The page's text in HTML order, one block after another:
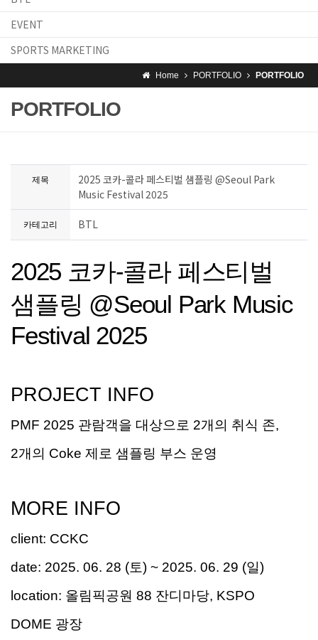
EVENT
SPORTS MARKETING
Home PORTFOLIO PORTFOLIO
PORTFOLIO
제목
2025 코카-콜라 페스티벌 샘플링 @Seoul Park
Music Festival 2025
카테고리 BTL
2025 코카-콜라 페스티벌
샘플링 @Seoul Park Music
Festival 2025
PROJECT INFO
PMF 2025 관람객을 대상으로 2개의 취식 존,
2개의 Coke 제로 샘플링 부스 운영
MORE INFO
client: CCKC
date: 2025. 06. 28 (토) ~ 2025. 06. 29 (일)
location: 올림픽공원 88 잔디마당, KSPO
DOME 광장